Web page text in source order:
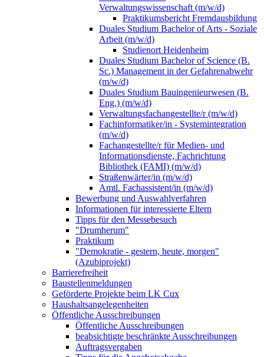
Verwaltungswissenschaft (m/w/d)
Praktikumsbericht Fremdausbildung
Duales Studium Bachelor of Arts - Soziale
Arbeit (m/w/d)
Studienort Heidenheim
Duales Studium Bachelor of Science (B.
Sc.) Management in der Gefahrenabwehr
(m/w/d)
Duales Studium Bauingenieurwesen (B.
Eng.) (m/w/d)
Verwaltungsfachangestellte/r (m/w/d)
Fachinformatiker/in - Systemintegration
(m/w/d)
Fachangestellte/r für Medien- und
Informationsdienste, Fachrichtung
Bibliothek (FAMI) (m/w/d)
Straßenwärter/in (m/w/d)
Amtl. Fachassistent/in (m/w/d)
Bewerbung und Auswahlverfahren
Informationen für interessierte Eltern
Tipps für den Messebesuch
"Drumherum"
Praktikum
"Demokratie - gestern, heute, morgen"
(Azubiprojekt)
Barrierefreiheit
Baustellenmeldungen
Geförderte Projekte beim LK Cux
Haushaltsangelegenheiten
Öffentliche Ausschreibungen
Öffentliche Ausschreibungen
beabsichtigte beschränkte Ausschreibungen
Auftragsvergaben